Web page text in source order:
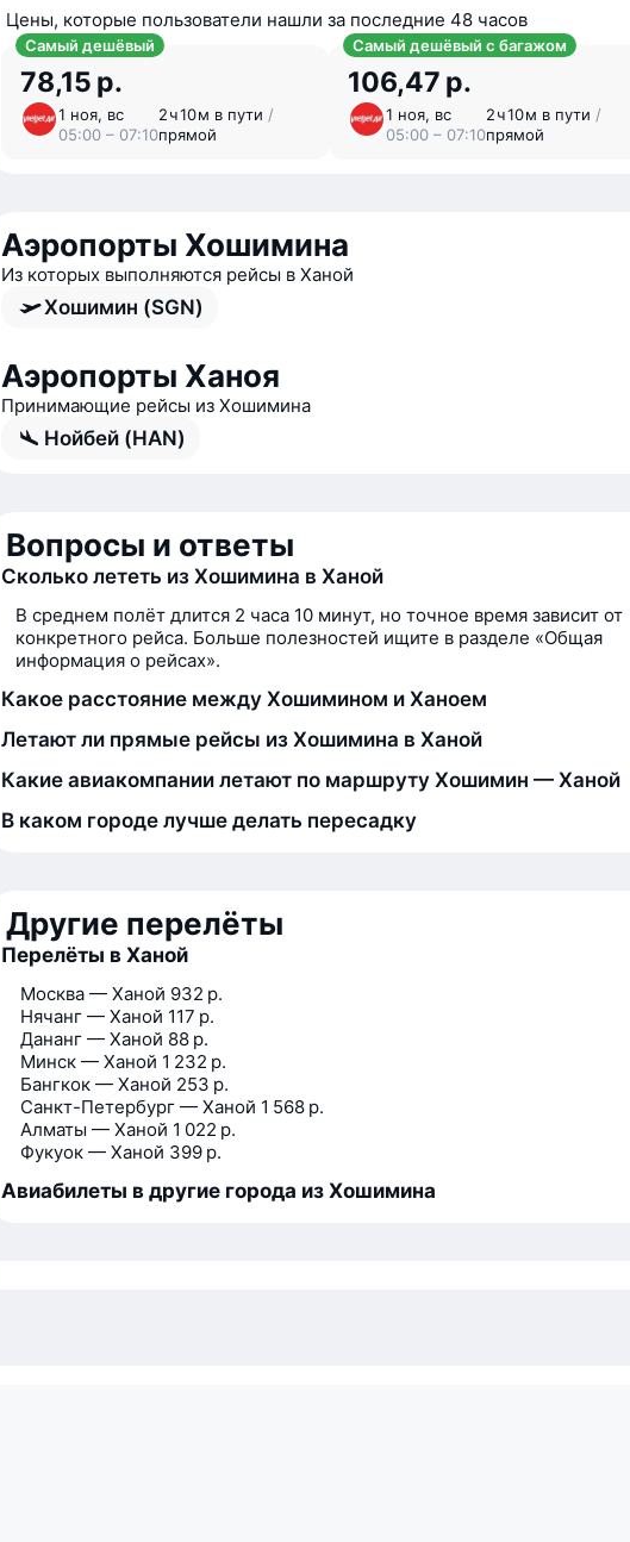
Цены, которые пользователи нашли за последние 48 часов
Самый дешёвый
78,15 р.
1 ноя, вс
05:00 – 07:10
2 ⁠ч 10 ⁠м в пути /
прямой
Самый дешёвый с багажом
106,47 р.
1 ноя, вс
05:00 – 07:10
2 ⁠ч 10 ⁠м в пути /
прямой
Аэропорты Хошимина
Из которых выполняются рейсы в Ханой
Хошимин (SGN)
Аэропорты Ханоя
Принимающие рейсы из Хошимина
Нойбей (HAN)
Вопросы и ответы
Сколько лететь из Хошимина в Ханой
В среднем полёт длится 2 часа 10 минут, но точное время зависит от
конкретного рейса. Больше полезностей ищите в разделе «Общая
информация о рейсах».
Какое расстояние между Хошимином и Ханоем
Летают ли прямые рейсы из Хошимина в Ханой
Какие авиакомпании летают по маршруту Хошимин — Ханой
В каком городе лучше делать пересадку
Другие перелёты
Перелёты в Ханой
Москва — Ханой 932 р.
Нячанг — Ханой 117 р.
Дананг — Ханой 88 р.
Минск — Ханой 1 232 р.
Бангкок — Ханой 253 р.
Санкт-Петербург — Ханой 1 568 р.
Алматы — Ханой 1 022 р.
Фукуок — Ханой 399 р.
Авиабилеты в другие города из Хошимина